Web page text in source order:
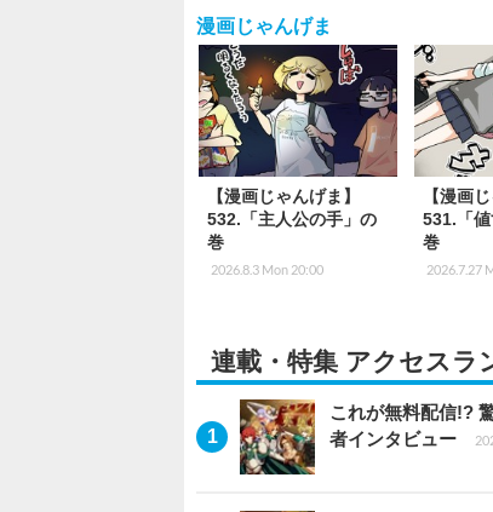
漫画じゃんげま
【漫画じゃんげま】
532.「主人公の手」の
巻
2026.8.3 Mon 20:00
【漫画
531.「
巻
2026.7.27
連載・特集 アクセスラ
これが無料配信!?
者インタビュー